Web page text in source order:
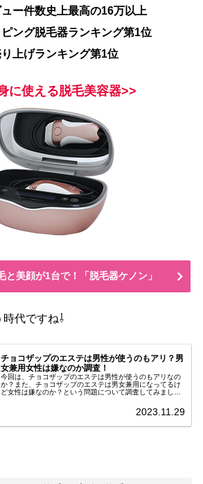
ー件数史上最高の16万以上
ング脱毛器ランキング第1位
上げランキング第1位
に使える脱毛美容器>>
と美顔が1台で！「脱毛器ケノン」
代ですね⇩
チョコザップのエステは男性が使うのもアリ？男
女兼用女性は嫌なのか調査！
今回は、チョコザップのエステは男性が使うのもアリなの
か？また、チョコザップのエステは男女兼用になってるけ
ど女性は嫌なのか？という問題について調査してみまし
2023.11.29